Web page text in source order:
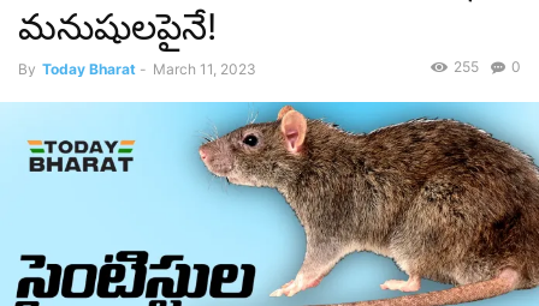
మనుషులపైనే!
By Today Bharat - March 11, 2023 0
255